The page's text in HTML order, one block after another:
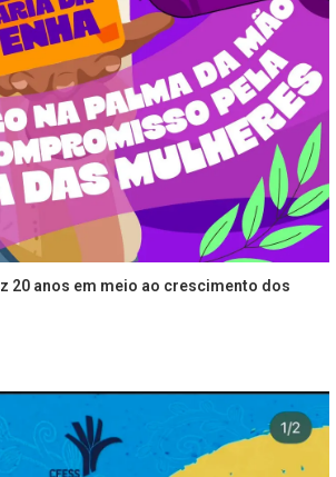
20 anos em meio ao crescimento dos